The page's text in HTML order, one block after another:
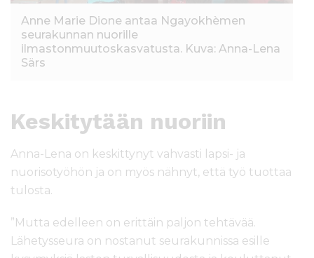
Anne Marie Dione antaa Ngayokhèmen
seurakunnan nuorille
ilmastonmuutoskasvatusta. Kuva: Anna-Lena
Särs
Keskitytään nuoriin
Anna-Lena on keskittynyt vahvasti lapsi- ja
nuorisotyöhön ja on myös nähnyt, että työ tuottaa
tulosta.
”Mutta edelleen on erittäin paljon tehtävää.
Lähetysseura on nostanut seurakunnissa esille